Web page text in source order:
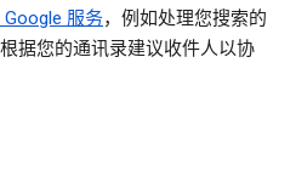
Google 服务，例如处理您搜索的
据您的通讯录建议收件人以协